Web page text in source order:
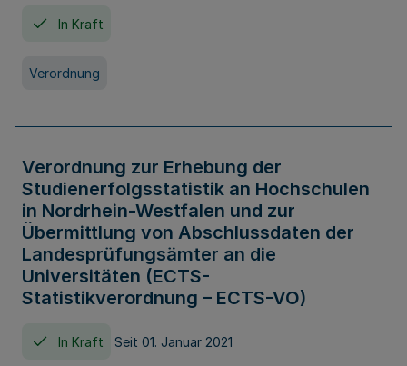
In Kraft
Verordnung
Verordnung zur Erhebung der
Studienerfolgsstatistik an Hochschulen
in Nordrhein-Westfalen und zur
Übermittlung von Abschlussdaten der
Landesprüfungsämter an die
Universitäten (ECTS-
Statistikverordnung – ECTS-VO)
In Kraft Seit 01. Januar 2021